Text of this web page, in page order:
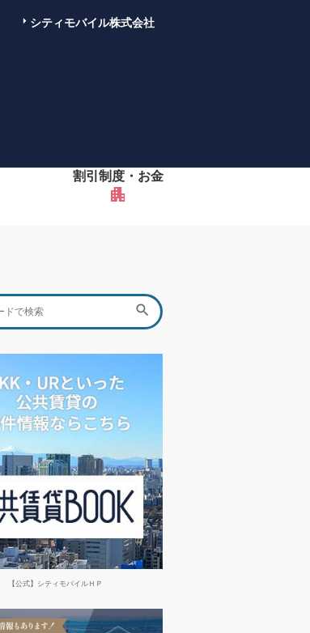
シティモバイル株式会社
割引制度・お金
apartment
 SEARCH
【公式】シティモバイルＨＰ